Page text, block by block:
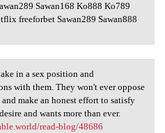
Sawan168 Ko888 Ko789
freeforbet Sawan289 Sawan888
in a sex
in a sex position and
with them. They won't ever oppose
make an honest effort to satisfy
and wants more than ever.
read-blog/48686